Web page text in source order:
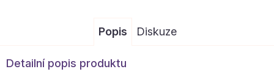
Popis Diskuze
Detailní popis produktu